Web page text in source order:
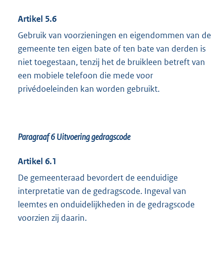
Artikel 5.6
Gebruik van voorzieningen en eigendommen van de
gemeente ten eigen bate of ten bate van derden is
niet toegestaan, tenzij het de bruikleen betreft van
een mobiele telefoon die mede voor
privédoeleinden kan worden gebruikt.
Paragraaf 6Uitvoering gedragscode
Artikel 6.1
De gemeenteraad bevordert de eenduidige
interpretatie van de gedragscode. Ingeval van
leemtes en onduidelijkheden in de gedragscode
voorzien zij daarin.